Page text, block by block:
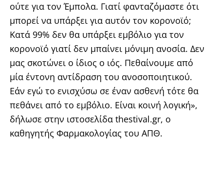
ούτε για τον Έμπολα. Γιατί φανταζόμαστε ότι
μπορεί να υπάρξει για αυτόν τον κορονοϊό;
Κατά 99% δεν θα υπάρξει εμβόλιο για τον
κορονοϊό γιατί δεν μπαίνει μόνιμη ανοσία. Δεν
μας σκοτώνει ο ίδιος ο ιός. Πεθαίνουμε από
μία έντονη αντίδραση του ανοσοποιητικού.
Εάν εγώ το ενισχύσω σε έναν ασθενή τότε θα
πεθάνει από το εμβόλιο. Είναι κοινή λογική»,
δήλωσε στην ιστοσελίδα thestival.gr, ο
καθηγητής Φαρμακολογίας του ΑΠΘ.